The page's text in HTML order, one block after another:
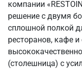
компании
решение с двумя
сплошной полкой
ресторанов, кафе
(столешница) с